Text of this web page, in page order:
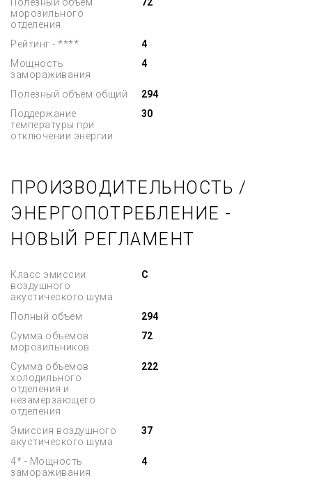
морозильного
отделения
Рейтинг - ****
4
Мощность
замораживания
4
Полезный объем общий
294
Поддержание
температуры при
отключении энергии
30
ПРОИЗВОДИТЕЛЬНОСТЬ /
ЭНЕРГОПОТРЕБЛЕНИЕ -
НОВЫЙ РЕГЛАМЕНТ
Класс эмиссии
воздушного
акустического шума
C
Полный объем
294
Сумма объемов
морозильников
72
Сумма объемов
холодильного
отделения и
незамерзающего
отделения
222
Эмиссия воздушного
акустического шума
37
4* - Мощность
замораживания
4